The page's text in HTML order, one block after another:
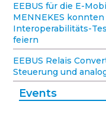
EEBUS für die E-
MENNEKES
Interoperabilitäts-
feiern
EEBUS Relais
Steuerung und
Events